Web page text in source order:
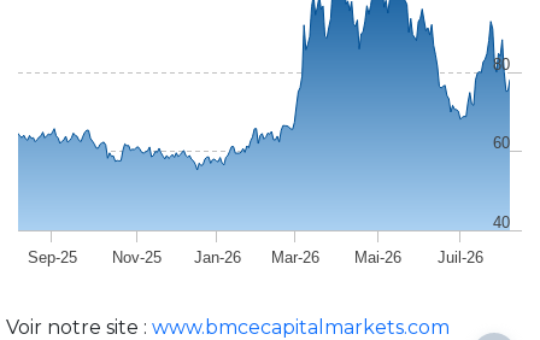
Sep-25 Nov-25 Jan-26 Mar-26 Mai-26 Juil-26
40
60
80
Voir notre site : www.bmcecapitalmarkets.com